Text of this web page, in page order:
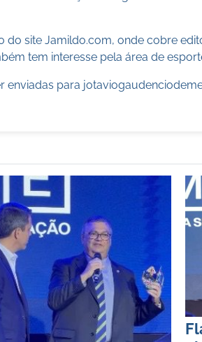
do site Jamildo.com, onde cobre
tem interesse pela área de
enviadas para